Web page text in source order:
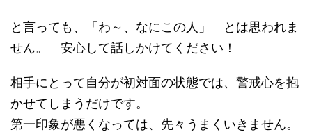
と言っても、「わ～、なにこの人」 とは思われま
せん。 安心して話しかけてください！
相手にとって自分が初対面の状態では、警戒心を抱
かせてしまうだけです。
第一印象が悪くなっては、先々うまくいきません。